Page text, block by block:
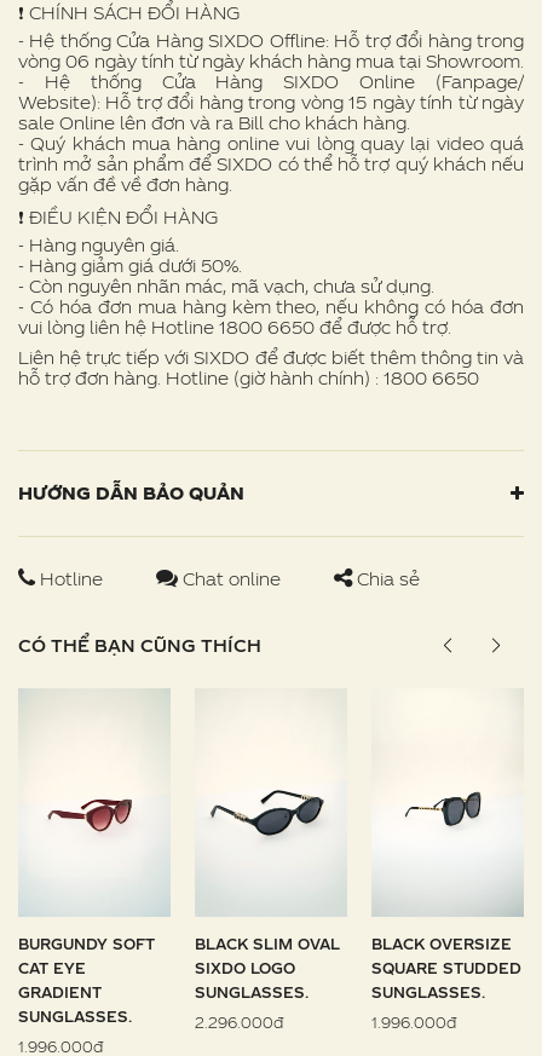
❗️ CHÍNH SÁCH ĐỔI HÀNG
- Hệ thống Cửa Hàng SIXDO Offline: Hỗ trợ đổi hàng trong
vòng 06 ngày tính từ ngày khách hàng mua tại Showroom.
- Hệ thống Cửa Hàng SIXDO Online (Fanpage/
Website): Hỗ trợ đổi hàng trong vòng 15 ngày tính từ ngày
sale Online lên đơn và ra Bill cho khách hàng.
- Quý khách mua hàng online vui lòng quay lại video quá
trình mở sản phẩm để SIXDO có thể hỗ trợ quý khách nếu
gặp vấn đề về đơn hàng.
❗ ️ĐIỀU KIỆN ĐỔI HÀNG
- Hàng nguyên giá.
- Hàng giảm giá dưới 50%.
- Còn nguyên nhãn mác, mã vạch, chưa sử dụng.
- Có hóa đơn mua hàng kèm theo, nếu không có hóa đơn
vui lòng liên hệ Hotline 1800 6650 để được hỗ trợ.
Liên hệ trực tiếp với SIXDO để được biết thêm thông tin và
hỗ trợ đơn hàng. Hotline (giờ hành chính) : 1800 6650
HƯỚNG DẪN BẢO QUẢN
Hotline Chat online Chia sẻ
CÓ THỂ BẠN CŨNG THÍCH
BURGUNDY SOFT
CAT EYE
GRADIENT
SUNGLASSES.
1.996.000đ
BLACK SLIM OVAL
SIXDO LOGO
SUNGLASSES.
2.296.000đ
BLACK OVERSIZE
SQUARE STUDDED
SUNGLASSES.
1.996.000đ